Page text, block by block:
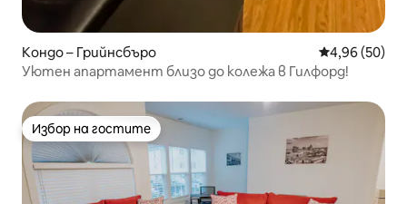
Кондо – Грийнсбъро Средна
4,96 (50)
Уютен апартамент близо до колежа в Гилфорд!
Избор на гостите
Избор на гостите